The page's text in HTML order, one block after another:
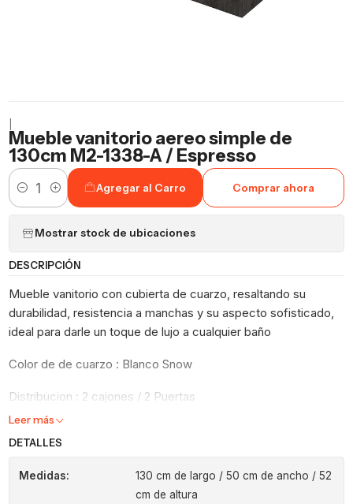
Mueble vanitorio aereo simple de
130cm M2-1338-A / Espresso
Cantidad
Agregar al Carro Comprar ahora
Mostrar stock de ubicaciones
DESCRIPCIÓN
Mueble vanitorio con cubierta de cuarzo, resaltando su
durabilidad, resistencia a manchas y su aspecto sofisticado,
ideal para darle un toque de lujo a cualquier baño
Color de de cuarzo : Blanco Snow
Distribucion : 2 cajones / 2 Puertas
Leer más
DETALLES
Medidas:
130 cm de largo / 50 cm de ancho / 52
cm de altura